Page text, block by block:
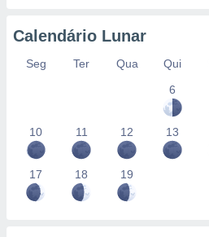
Calendário Lunar
Seg Ter Qua Qui
6
10 11 12 13
17 18 19